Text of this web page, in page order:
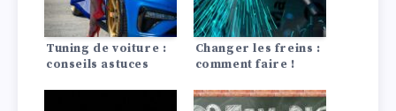
Tuning de voiture :
conseils astuces
Changer les freins :
comment faire !